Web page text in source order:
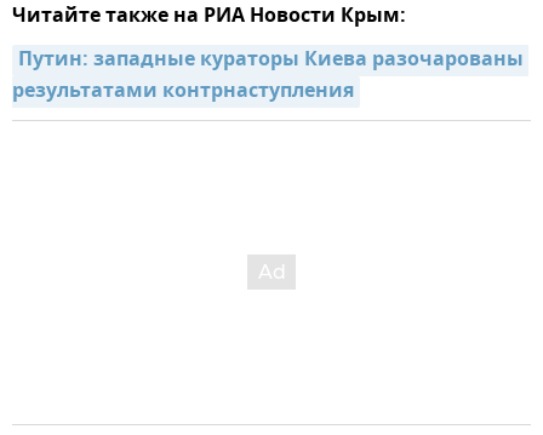
Читайте также на РИА Новости Крым:
Путин: западные кураторы Киева разочарованы
результатами контрнаступления